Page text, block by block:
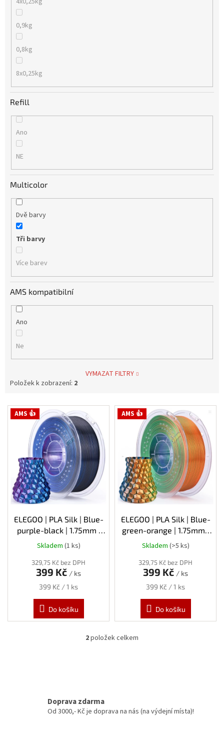
0,9kg
0,8kg
8x0,25kg
Refill
Ano
NE
Multicolor
Dvě barvy
Tři barvy
Více barev
AMS kompatibilní
Ano
Ne
VYMAZAT FILTRY
Položek k zobrazení: 2
V AMS 👍
ELEGOO | PLA Silk | Blue-
purple-black | 1.75mm |
1kg
Skladem (1 ks)
329,75 Kč bez DPH
399 Kč / ks
Měrná
399 Kč / 1 ks
Do košíku
AMS 👍
ELEGOO | PLA Silk | Blue-
green-orange | 1.75mm |
1kg
Skladem (>5 ks)
329,75 Kč bez DPH
399 Kč / ks
Měrná
399 Kč / 1 ks
Do košíku
O
í
2položek celkem
Doprava zdarma
Od 3000,- Kč je doprava na nás (na výdejní místa)!